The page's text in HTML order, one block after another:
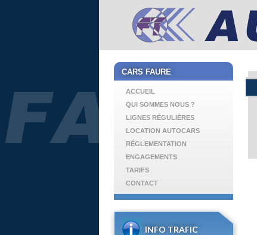
CARS FAURE
ACCUEIL
QUI SOMMES NOUS ?
LIGNES RÉGULIÈRES
LOCATION AUTOCARS
RÉGLEMENTATION
ENGAGEMENTS
TARIFS
CONTACT
INFO TRAFIC